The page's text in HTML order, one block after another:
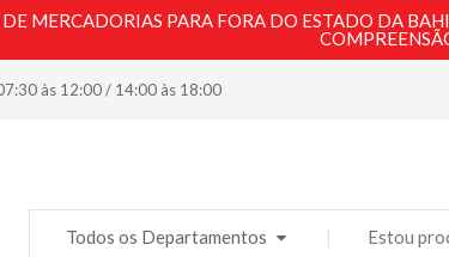
MERCADORIAS PARA FORA DO ESTADO DA
às 12:00 / 14:00 às 18:00
Todos os Departamentos